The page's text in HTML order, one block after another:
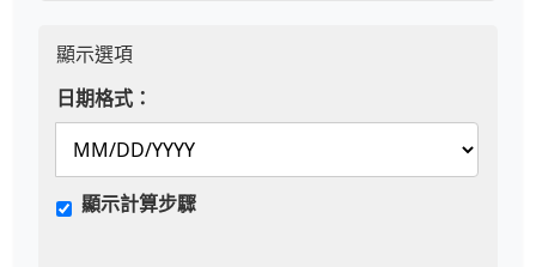
顯示選項
日期格式：
顯示計算步驟